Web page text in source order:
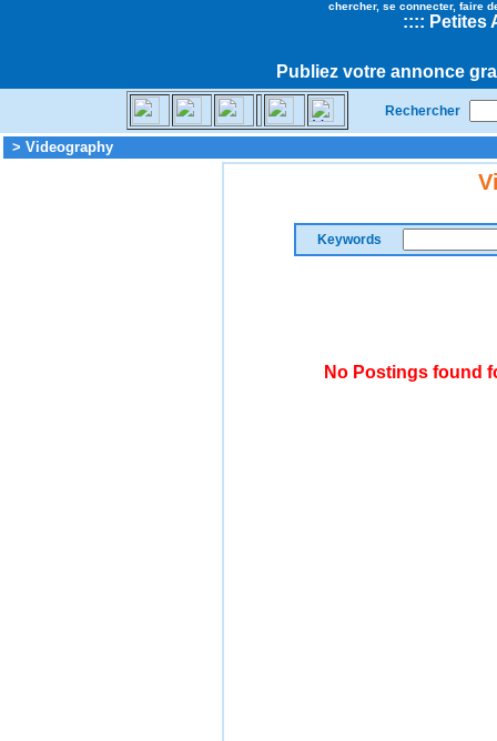
chercher, se connecter, faire
:::: Petites
Publiez votre annonce
Rechercher
> Videography
Keywords
No Postings found